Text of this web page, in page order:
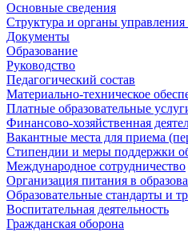
Основные сведения
Структура и органы управления
Документы
Образование
Руководство
Педагогический состав
Материально-техническое
Платные образовательные
Финансово-хозяйственная
Вакантные места для приема
Стипендии и меры поддержки
Международное сотрудничество
Организация питания в
Образовательные стандарты и
Воспитательная деятельность
Гражданская оборона